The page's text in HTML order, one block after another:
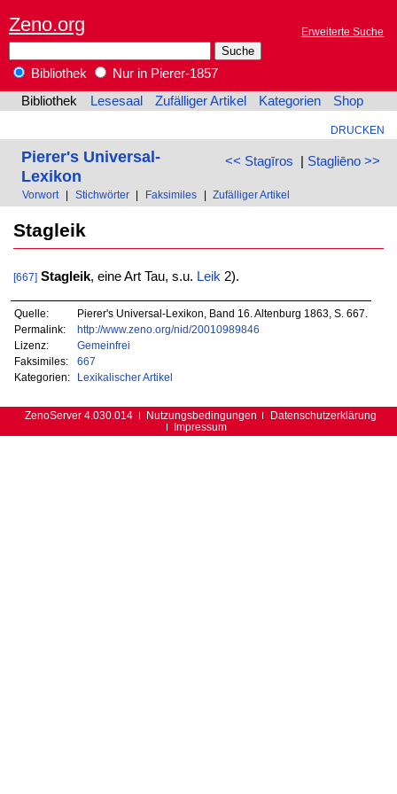
Zeno.org Erweiterte Suche
Bibliothek
Nur in Pierer-1857
Bibliothek
Lesesaal Zufälliger Artikel Kategorien Shop
DRUCKEN
<< Stagīros | Stagliēno >>
Pierer's Universal-
Lexikon
Vorwort Stichwörter Faksimiles Zufälliger Artikel
Stagleik
[667] Stagleik, eine Art Tau, s.u. Leik2).
Quelle:
Pierer's Universal-Lexikon, Band 16. Altenburg 1863, S. 667.
Permalink:
http://www.zeno.org/nid/20010989846
Lizenz:
Gemeinfrei
Faksimiles:
667
Kategorien:
Lexikalischer Artikel
ZenoServer 4.030.014 Nutzungsbedingungen
Datenschutzerklärung
Impressum